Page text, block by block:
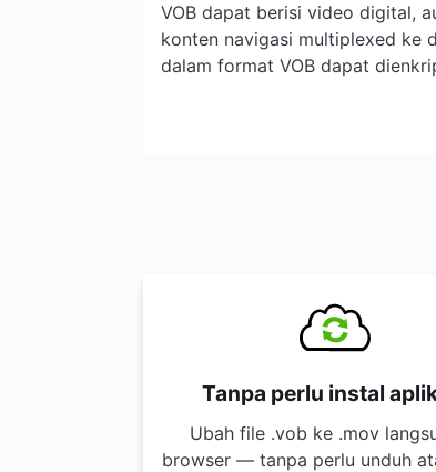
VOB dapat berisi video digital,
konten navigasi multiplexed ke
dalam format VOB dapat
Tanpa perlu instal
Ubah file .vob ke .mov
browser — tanpa perlu unduh